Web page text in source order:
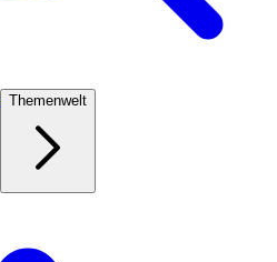
Themenwelt